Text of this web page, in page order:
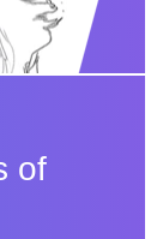
of